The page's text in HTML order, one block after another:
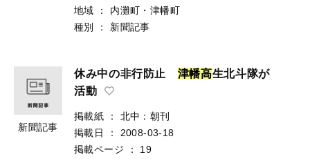
地域
：
内灘町・津幡町
種別
： 新聞記事
新聞記事
休み中の非行防止 津幡高生北斗隊が
活動
掲載紙 ：
北中：朝刊
掲載日
：
2008-03-18
掲載ページ
：
19